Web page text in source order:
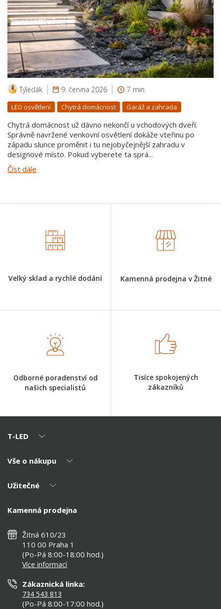
Týleďák 9. června 2026 7 min.
LED osvětlení Chytrá domácnost Garáž a zahrada
Chytrá domácnost už dávno nekončí u vchodových dveří.
Správně navržené venkovní osvětlení dokáže vteřinu po
západu slunce proměnit i tu nejobyčejnější zahradu v
designové místo. Pokud vyberete ta sprá...
Číst dále
Velký sklad a rychlé dodání Kamenná prodejna v Žitné
Odborné poradenství od
našich specialistů
Tisíce spokojených
zákazníků
T-LED
O nás
Kontakty
Tipy, rady a instalace
Vše o nákupu
Výhody T-LED
Montáž
Nejčastější dotazy
Než koupíte
Osvětlení dle místnosti
Užitečné
Reklamace a vrácení
Zásady ochrany soukromí
Nastavení cookies
Prohlášení o přístupnosti
Kamenná prodejna
Žitná 610/23
110 00 Praha 1
(Po-Pá 8:00-18:00 hod.)
Více informací
Zákaznická linka:
734 543 813
(Po-Pá 8:00-17:00 hod.)